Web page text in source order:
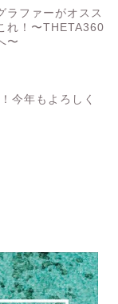
ラファーがオスス
れ！〜THETA360
〜
今年もよろしく